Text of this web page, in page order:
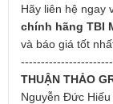
Hãy liên hệ ngay
chính hãng TBI
và báo giá tốt
THUẬN THẢO
Nguyễn Đức Hiếu